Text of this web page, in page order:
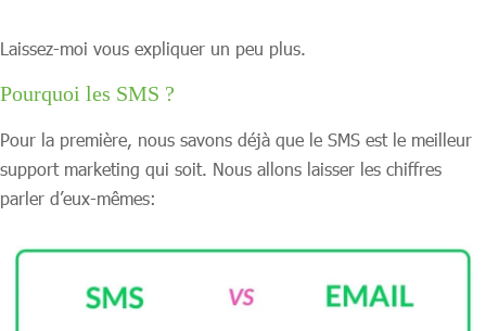
Laissez-moi vous expliquer un peu plus.
Pourquoi les SMS ?
Pour la première, nous savons déjà que le SMS est le meilleur
support marketing qui soit. Nous allons laisser les chiffres
parler d’eux-mêmes: